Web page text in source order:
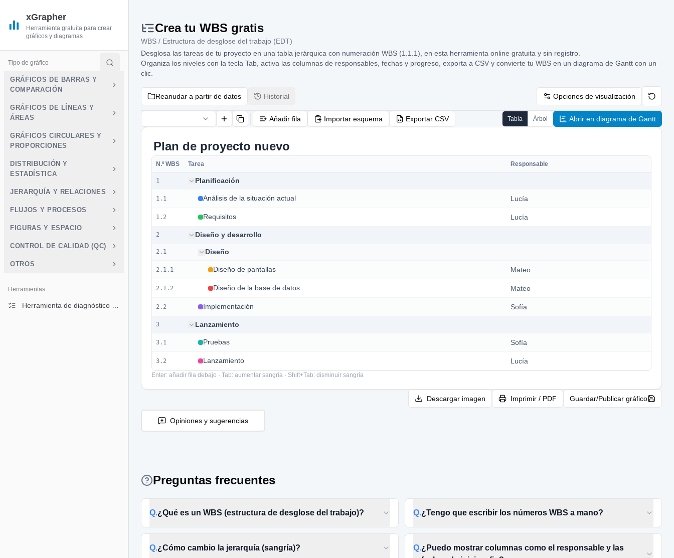
xGrapher
Herramienta gratuita para crear
gráficos y diagramas
Tipo de gráfico
GRÁFICOS DE BARRAS Y
COMPARACIÓN
GRÁFICOS DE LÍNEAS Y
ÁREAS
GRÁFICOS CIRCULARES Y
PROPORCIONES
DISTRIBUCIÓN Y
ESTADÍSTICA
JERARQUÍA Y RELACIONES
FLUJOS Y PROCESOS
FIGURAS Y ESPACIO
CONTROL DE CALIDAD (QC)
OTROS
Herramientas
Crea tu WBS gratis
WBS / Estructura de desglose del trabajo (EDT)
Desglosa las tareas de tu proyecto en una tabla jerárquica con numeración WBS (1.1.1), en esta herramienta online gratuita y sin registro.
Organiza los niveles con la tecla Tab, activa las columnas de responsables, fechas y progreso, exporta a CSV y convierte tu WBS en un diagrama de Gantt con un
clic.
Reanudar a partir de datos Historial Opciones de visualización
Añadir fila Importar esquema Exportar CSV Tabla Árbol Abrir en diagrama de Gantt
Plan de proyecto nuevo
N.º WBS Tarea Responsable
1
1.1
1.2
2
2.1
2.1.1
2.1.2
2.2
3
3.1
3.2
Enter: añadir fila debajo · Tab: aumentar sangría · Shift+Tab: disminuir sangría
Descargar imagen Imprimir / PDF Guardar/Publicar gráfico
Opiniones y sugerencias
Preguntas frecuentes
Q.¿Qué es un WBS (estructura de desglose del trabajo)? Q.¿Tengo que escribir los números WBS a mano?
Q.¿Cómo cambio la jerarquía (sangría)? Q.¿Puedo mostrar columnas como el responsable y las